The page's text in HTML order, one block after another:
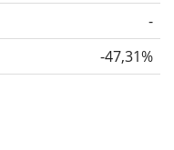
-
-47,31%